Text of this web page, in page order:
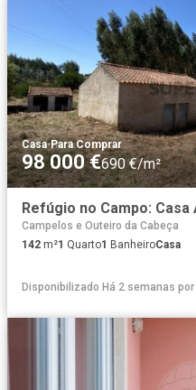
Casa·Para Comprar
98 000 €690 €/m²
Campelos e Outeiro da Cabeça
142 m²1 Quarto1 BanheiroCasa
Disponibilizado Há 2 semanas por